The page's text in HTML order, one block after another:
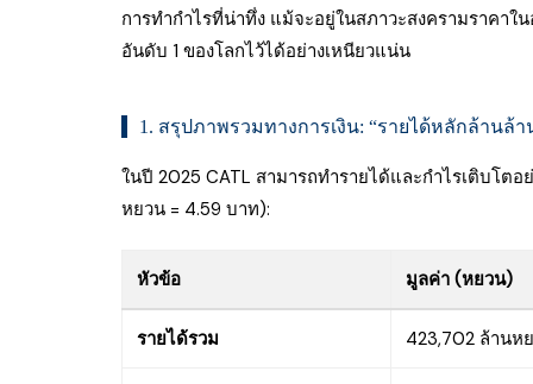
การทำกำไรที่น่าทึ่ง แม้จะอยู่ในสภาวะสงครามราคา
อันดับ 1 ของโลกไว้ได้อย่างเหนียวแน่น
1. สรุปภาพรวมทางการเงิน: “รายได้หลักล้านล้
ในปี 2025 CATL สามารถทำรายได้และกำไรเติบโต
หยวน = 4.59 บาท):
หัวข้อ มูลค่า (หยวน)
รายได้รวม 423,702 ล้านห